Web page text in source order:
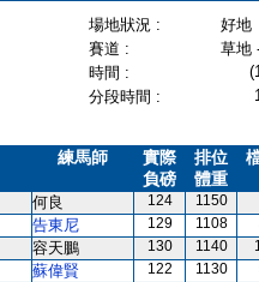
場地狀況 :
好地
賽道 :
草地
時間 :
分段時間 :
練馬師
實際
負磅
排位
體重
何良 124 1150
告東尼 129 1108
容天鵬 130 1140
蘇偉賢 122 1130